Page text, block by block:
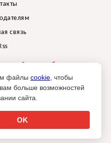
связь
проектбрендингового
Depot
допустимо только при
файлы cookie , чтобы
больше возможностей
сайта.
OK